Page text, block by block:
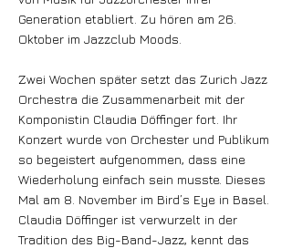
Generation etabliert. Zu hören am 26.
Oktober im Jazzclub Moods.
Zwei Wochen später setzt das Zurich Jazz
Orchestra die Zusammenarbeit mit der
Komponistin Claudia Döffinger fort. Ihr
Konzert wurde von Orchester und Publikum
so begeistert aufgenommen, dass eine
Wiederholung einfach sein musste. Dieses
Mal am 8. November im Bird’s Eye in Basel.
Claudia Döffinger ist verwurzelt in der
Tradition des Big-Band-Jazz, kennt das